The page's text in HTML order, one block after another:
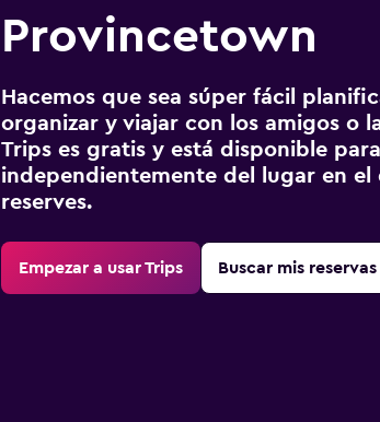
Provincetown
Hacemos que sea súper fácil
organizar y viajar con los amigos o
Trips es gratis y está disponible
independientemente del lugar en el
reserves.
Empezar a usar Trips Buscar mis reservas